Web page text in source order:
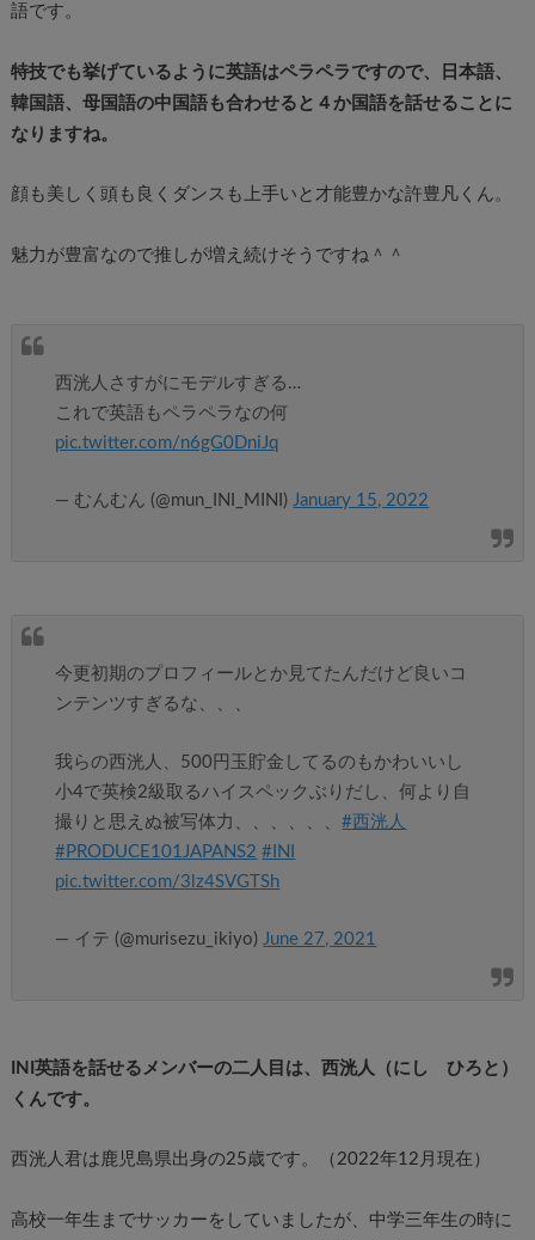
語です。
特技でも挙げているように英語はペラペラですので、日本語、
韓国語、母国語の中国語も合わせると４か国語を話せることに
なりますね。
顔も美しく頭も良くダンスも上手いと才能豊かな許豊凡くん。
魅力が豊富なので推しが増え続けそうですね＾＾
西洸人さすがにモデルすぎる…
これで英語もペラペラなの何
pic.twitter.com/n6gG0DniJq
— むんむん (@mun_INI_MINI)January 15, 2022
今更初期のプロフィールとか見てたんだけど良いコ
ンテンツすぎるな、、、
我らの西洸人、500円玉貯金してるのもかわいいし
小4で英検2級取るハイスペックぶりだし、何より自
撮りと思えぬ被写体力、、、、、、#西洸人
#PRODUCE101JAPANS2 #INI
pic.twitter.com/3lz4SVGTSh
— イテ (@murisezu_ikiyo)June 27, 2021
INI英語を話せるメンバーの二人目は、西洸人（にし ひろと）
くんです。
西洸人君は鹿児島県出身の25歳です。（2022年12月現在）
高校一年生までサッカーをしていましたが、中学三年生の時に